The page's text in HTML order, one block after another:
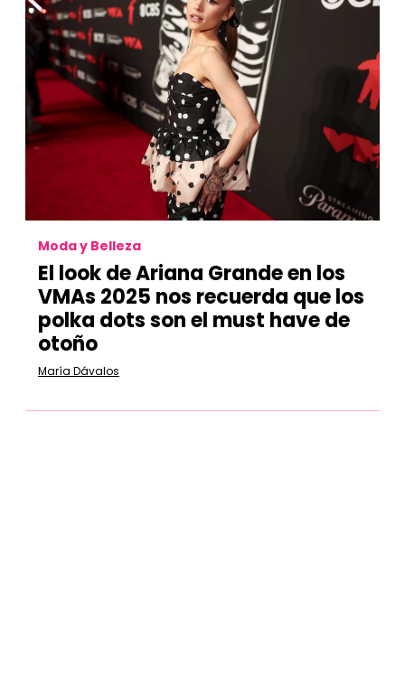
Moda y Belleza
El look de Ariana Grande en los
VMAs 2025 nos recuerda que los
polka dots son el must have de
otoño
María Dávalos